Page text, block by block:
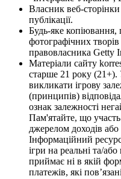
Власник веб-
публікації.
Будь-яке копіювання,
фотографічних творів
правовласника Getty
Матеріали сайту
старше 21 року (21+).
викликати ігрову
(принципів)
ознак залежності
Пам'ятайте, що
джерелом доходів
Інформаційний
ігри на реальні та/
приймає ні в якій
платежів, які